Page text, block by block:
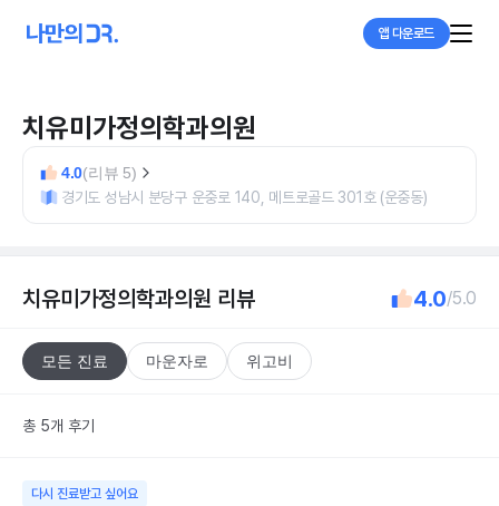
앱 다운로드
치유미가정의학과의원
4.0(리뷰 5)
경기도 성남시 분당구 운중로 140, 메트로골드 301호 (운중동)
치유미가정의학과의원 리뷰 4.0/5.0
모든 진료 마운자로 위고비
총 5개 후기
다시 진료받고 싶어요